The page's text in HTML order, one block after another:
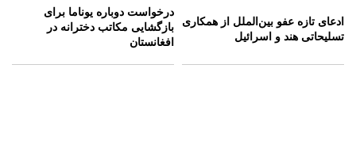
ادعای تازه عفو بین‌الملل از همکاری
تسلیحاتی هند و اسرائیل
درخواست دوباره یوناما برای
بازگشایی مکاتب دخترانه در
افغانستان